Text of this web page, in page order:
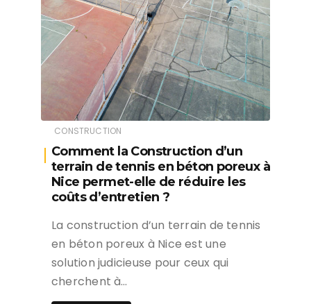
CONSTRUCTION
Comment la Construction d’un
terrain de tennis en béton poreux à
Nice permet-elle de réduire les
coûts d’entretien ?
La construction d’un terrain de tennis
en béton poreux à Nice est une
solution judicieuse pour ceux qui
cherchent à…